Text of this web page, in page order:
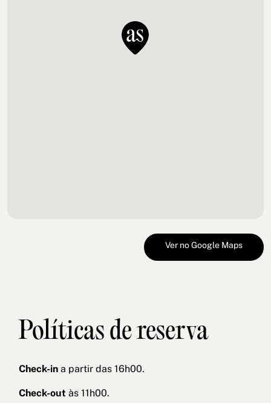
Ver no Google Maps
Políticas de reserva
Check-ina partir das 16h00.
Check-out às 11h00.